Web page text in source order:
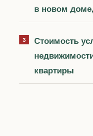
в новом
Стоимость
квартиры